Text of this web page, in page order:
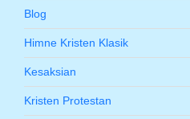
Blog
Himne Kristen Klasik
Kesaksian
Kristen Protestan